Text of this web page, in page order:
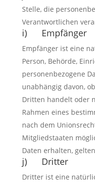
Stelle, die
Verantwortlichen
i) Empfänger
Empfänger ist eine
Person, Behörde,
personenbezogene
unabhängig davon,
Dritten handelt oder
Rahmen eines
nach dem
Mitgliedstaaten
Daten erhalten,
j) Dritter
Dritter ist eine